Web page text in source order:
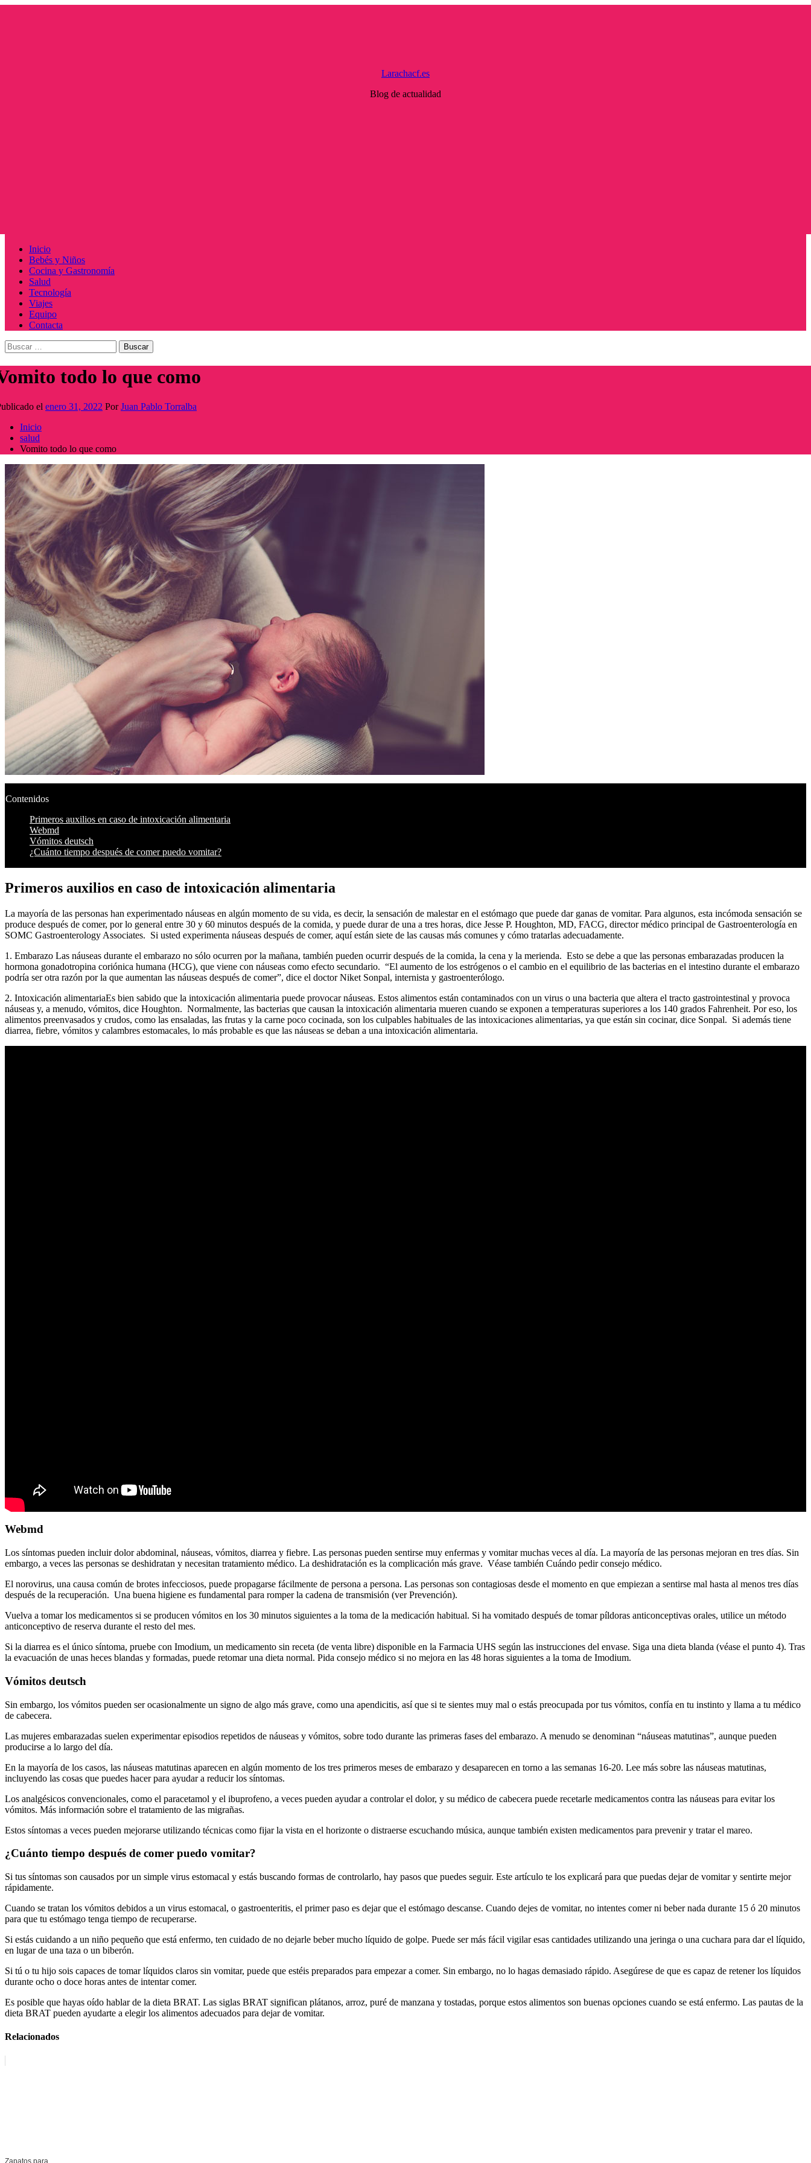
Larachacf.es
Blog de actualidad
Menú
principal
Inicio
Bebés y Niños
Cocina y Gastronomía
Salud
Tecnología
Viajes
Equipo
Contacta
Buscar:
todo lo que como
el enero 31, 2022 PorJuan Pablo Torralba
Inicio
salud
Vomito todo lo que como
Contenidos
Primeros auxilios en caso de intoxicación alimentaria
Webmd
Vómitos deutsch
¿Cuánto tiempo después de comer puedo vomitar?
Primeros auxilios en caso de intoxicación alimentaria
La mayoría de las personas han experimentado náuseas en algún momento de su vida, es decir, la sensación de malestar en el estómago que puede dar ganas de vomitar. Para algunos, esta incómoda sensación se
produce después de comer, por lo general entre 30 y 60 minutos después de la comida, y puede durar de una a tres horas, dice Jesse P. Houghton, MD, FACG, director médico principal de Gastroenterología en
SOMC Gastroenterology Associates. Si usted experimenta náuseas después de comer, aquí están siete de las causas más comunes y cómo tratarlas adecuadamente.
1. Embarazo Las náuseas durante el embarazo no sólo ocurren por la mañana, también pueden ocurrir después de la comida, la cena y la merienda. Esto se debe a que las personas embarazadas producen la
hormona gonadotropina coriónica humana (HCG), que viene con náuseas como efecto secundario. “El aumento de los estrógenos o el cambio en el equilibrio de las bacterias en el intestino durante el embarazo
podría ser otra razón por la que aumentan las náuseas después de comer”, dice el doctor Niket Sonpal, internista y gastroenterólogo.
2. Intoxicación alimentariaEs bien sabido que la intoxicación alimentaria puede provocar náuseas. Estos alimentos están contaminados con un virus o una bacteria que altera el tracto gastrointestinal y provoca
náuseas y, a menudo, vómitos, dice Houghton. Normalmente, las bacterias que causan la intoxicación alimentaria mueren cuando se exponen a temperaturas superiores a los 140 grados Fahrenheit. Por eso, los
alimentos preenvasados y crudos, como las ensaladas, las frutas y la carne poco cocinada, son los culpables habituales de las intoxicaciones alimentarias, ya que están sin cocinar, dice Sonpal. Si además tiene
diarrea, fiebre, vómitos y calambres estomacales, lo más probable es que las náuseas se deban a una intoxicación alimentaria.
Webmd
Los síntomas pueden incluir dolor abdominal, náuseas, vómitos, diarrea y fiebre. Las personas pueden sentirse muy enfermas y vomitar muchas veces al día. La mayoría de las personas mejoran en tres días. Sin
embargo, a veces las personas se deshidratan y necesitan tratamiento médico. La deshidratación es la complicación más grave. Véase también Cuándo pedir consejo médico.
El norovirus, una causa común de brotes infecciosos, puede propagarse fácilmente de persona a persona. Las personas son contagiosas desde el momento en que empiezan a sentirse mal hasta al menos tres días
después de la recuperación. Una buena higiene es fundamental para romper la cadena de transmisión (ver Prevención).
Vuelva a tomar los medicamentos si se producen vómitos en los 30 minutos siguientes a la toma de la medicación habitual. Si ha vomitado después de tomar píldoras anticonceptivas orales, utilice un método
anticonceptivo de reserva durante el resto del mes.
Si la diarrea es el único síntoma, pruebe con Imodium, un medicamento sin receta (de venta libre) disponible en la Farmacia UHS según las instrucciones del envase. Siga una dieta blanda (véase el punto 4). Tras
la evacuación de unas heces blandas y formadas, puede retomar una dieta normal. Pida consejo médico si no mejora en las 48 horas siguientes a la toma de Imodium.
Vómitos deutsch
Sin embargo, los vómitos pueden ser ocasionalmente un signo de algo más grave, como una apendicitis, así que si te sientes muy mal o estás preocupada por tus vómitos, confía en tu instinto y llama a tu médico
de cabecera.
Las mujeres embarazadas suelen experimentar episodios repetidos de náuseas y vómitos, sobre todo durante las primeras fases del embarazo. A menudo se denominan “náuseas matutinas”, aunque pueden
producirse a lo largo del día.
En la mayoría de los casos, las náuseas matutinas aparecen en algún momento de los tres primeros meses de embarazo y desaparecen en torno a las semanas 16-20. Lee más sobre las náuseas matutinas,
incluyendo las cosas que puedes hacer para ayudar a reducir los síntomas.
Los analgésicos convencionales, como el paracetamol y el ibuprofeno, a veces pueden ayudar a controlar el dolor, y su médico de cabecera puede recetarle medicamentos contra las náuseas para evitar los
vómitos. Más información sobre el tratamiento de las migrañas.
Estos síntomas a veces pueden mejorarse utilizando técnicas como fijar la vista en el horizonte o distraerse escuchando música, aunque también existen medicamentos para prevenir y tratar el mareo.
¿Cuánto tiempo después de comer puedo vomitar?
Si tus síntomas son causados por un simple virus estomacal y estás buscando formas de controlarlo, hay pasos que puedes seguir. Este artículo te los explicará para que puedas dejar de vomitar y sentirte mejor
rápidamente.
Cuando se tratan los vómitos debidos a un virus estomacal, o gastroenteritis, el primer paso es dejar que el estómago descanse. Cuando dejes de vomitar, no intentes comer ni beber nada durante 15 ó 20 minutos
para que tu estómago tenga tiempo de recuperarse.
Si estás cuidando a un niño pequeño que está enfermo, ten cuidado de no dejarle beber mucho líquido de golpe. Puede ser más fácil vigilar esas cantidades utilizando una jeringa o una cuchara para dar el líquido,
en lugar de una taza o un biberón.
Si tú o tu hijo sois capaces de tomar líquidos claros sin vomitar, puede que estéis preparados para empezar a comer. Sin embargo, no lo hagas demasiado rápido. Asegúrese de que es capaz de retener los líquidos
durante ocho o doce horas antes de intentar comer.
Es posible que hayas oído hablar de la dieta BRAT. Las siglas BRAT significan plátanos, arroz, puré de manzana y tostadas, porque estos alimentos son buenas opciones cuando se está enfermo. Las pautas de la
dieta BRAT pueden ayudarte a elegir los alimentos adecuados para dejar de vomitar.
Relacionados
Zapatos para